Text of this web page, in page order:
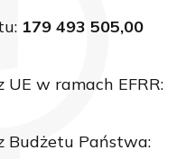
179 493 505,00
w ramach EFRR:
Budżetu Państwa: